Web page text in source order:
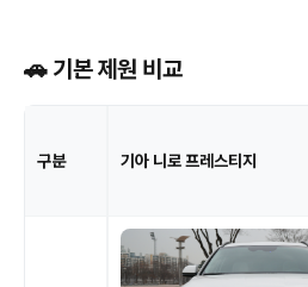
🚗 기본 제원 비교
구분 기아 니로 프레스티지